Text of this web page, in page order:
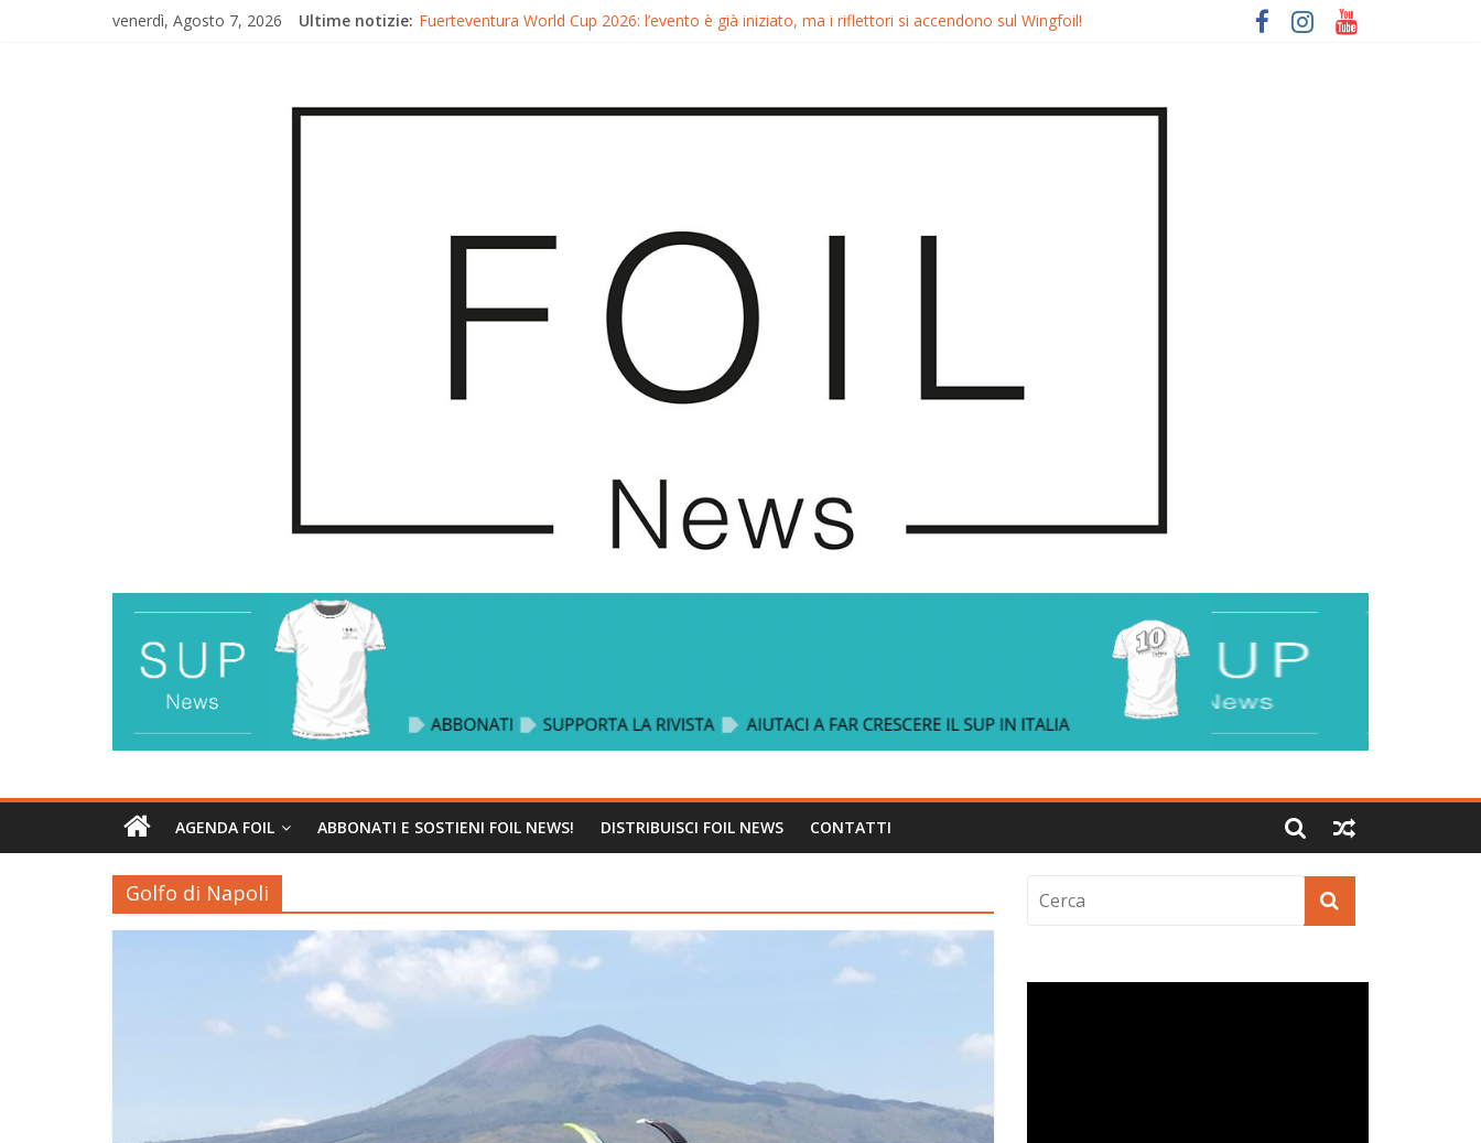
venerdì, Agosto 7, 2026 Ultime notizie: Fuerteventura World Cup 2026: l’evento è già iniziato, ma i riflettori si accendono sul Wingfoil!
Gran Canaria GWA Wingfoil World Cup 2026: Spettacolo e adrenalina a Pozo Izquierdo
AGENDA FOIL ABBONATI E SOSTIENI FOIL NEWS! DISTRIBUISCI FOIL NEWS CONTATTI
Golfo di Napoli